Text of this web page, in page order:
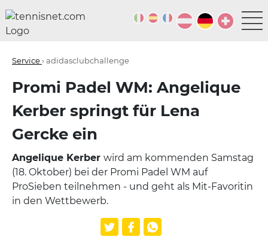
Service› adidasclubchallenge
Promi Padel WM: Angelique
Kerber springt für Lena
Gercke ein
Angelique Kerber wird am kommenden Samstag
(18. Oktober) bei der Promi Padel WM auf
ProSieben teilnehmen - und geht als Mit-Favoritin
in den Wettbewerb.